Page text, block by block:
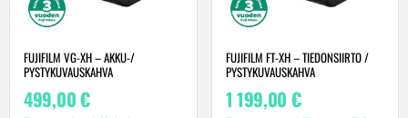
FUJIFILM VG-XH – AKKU-/
PYSTYKUVAUSKAHVA
499,00€
FUJIFILM FT-XH – TIEDONSIIRTO /
PYSTYKUVAUSKAHVA
1 199,00 €